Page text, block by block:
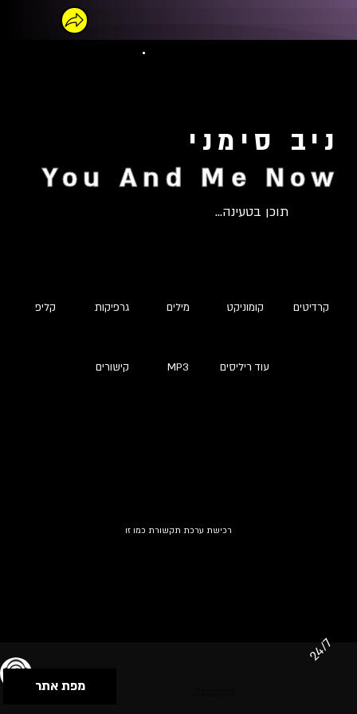
ניב סימני
You And Me Now
תוכן בטעינה...
קליפ גרפיקות מילים קומוניקט קרדיטים
קישורים MP3 עוד ריליסים
רכישת ערכת תקשורת כמו זו
מפת אתר
24/7